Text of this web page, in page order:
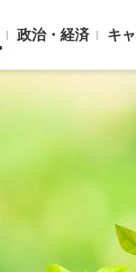
政治・経済 キ